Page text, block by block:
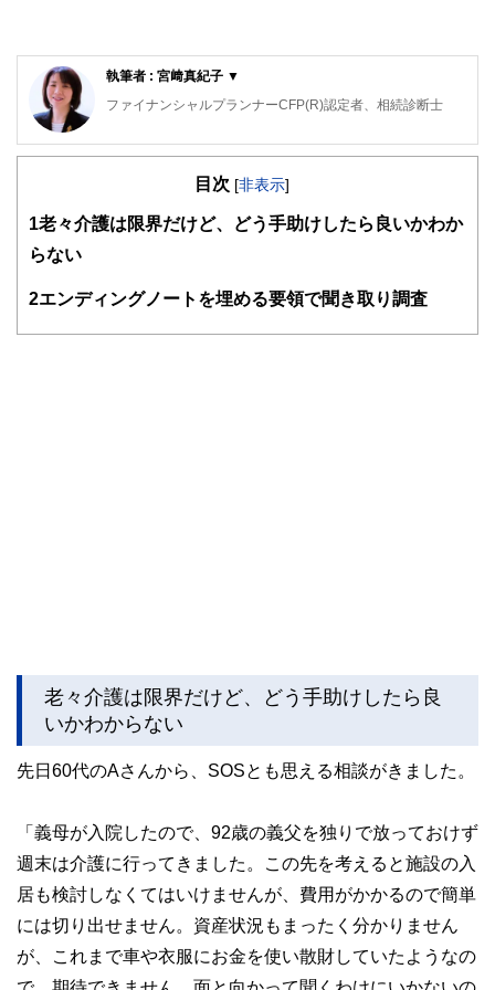
執筆者 : 宮﨑真紀子 ▼
ファイナンシャルプランナーCFP(R)認定者、相続診断士
大阪府出身。同志社大学経済学部卒業後、５年間繊維メーカ
その後、派遣社員として数社の金融機関を経てFPとして独
大きな心配事はもちろん、ちょっとした不安でも「お金」に
個別相談・セミナー講師・執筆活動を展開中。
目次 [非表示]
1 老々介護は限界だけど、どう手助けしたら良いかわか
らない
2エンディングノートを埋める要領で聞き取り調査
老々介護は限界だけど、どう手助けしたら良
いかわからない
先日60代のAさんから、SOSとも思える相談がきました。
「義母が入院したので、92歳の義父を独りで放っておけず
週末は介護に行ってきました。この先を考えると施設の入
居も検討しなくてはいけませんが、費用がかかるので簡単
には切り出せません。資産状況もまったく分かりません
が、これまで車や衣服にお金を使い散財していたようなの
で、期待できません。面と向かって聞くわけにいかないの